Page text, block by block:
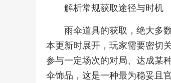
解析常规获取途径与时机
雨伞道具的获取，绝大多
本更新时展开，玩家需要密切
参与一定场次的对局、达成某
伞饰品，这是一种最为稳妥且